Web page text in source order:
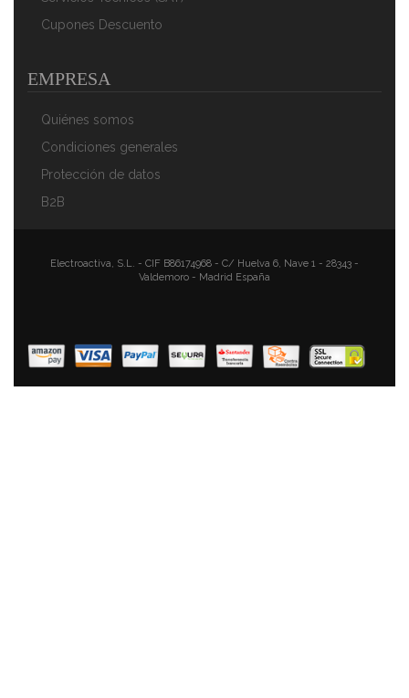
Cm, Inducción, Antiadherente PIEDRA Libre De PFOA
AÑADIR AL CARRITO
Cupones Descuento
EMPRESA
Quiénes somos
Condiciones generales
Protección de datos
B2B
Electroactiva, S.L. - CIF B86174968 - C/ Huelva 6, Nave 1 - 28343 -
Valdemoro - Madrid España